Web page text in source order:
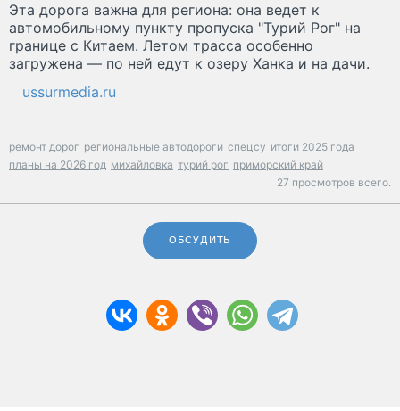
Эта дорога важна для региона: она ведет к
автомобильному пункту пропуска "Турий Рог" на
границе с Китаем. Летом трасса особенно
загружена — по ней едут к озеру Ханка и на дачи.
ussurmedia.ru
ремонт дорог региональные автодороги спецсу итоги 2025 года
планы на 2026 год михайловка турий рог приморский край
27 просмотров всего.
ОБСУДИТЬ